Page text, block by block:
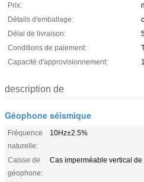
Prix:
Détails d'emballage:
Délai de livraison:
Conditions de paiement:
Capacité d'approvisionnement:
description de
Géophone séismique
Fréquence
naturelle:
10Hz±2.5%
Caisse de
géophone:
Cas imperméable vertical de